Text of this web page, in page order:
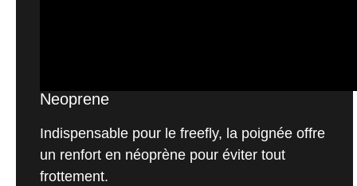
Neoprene
Indispensable pour le freefly, la poignée offre
un renfort en néoprène pour éviter tout
frottement.